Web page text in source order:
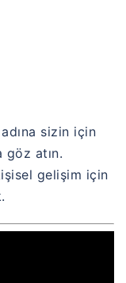
sizin için
göz atın.
gelişim için